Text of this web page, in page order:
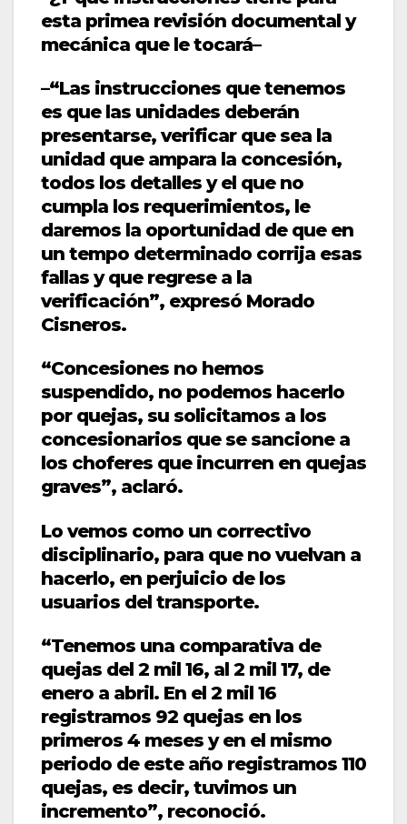
esta primea revisión documental y
mecánica que le tocará–
–“Las instrucciones que tenemos
es que las unidades deberán
presentarse, verificar que sea la
unidad que ampara la concesión,
todos los detalles y el que no
cumpla los requerimientos, le
daremos la oportunidad de que en
un tempo determinado corrija esas
fallas y que regrese a la
verificación”, expresó Morado
Cisneros.
“Concesiones no hemos
suspendido, no podemos hacerlo
por quejas, su solicitamos a los
concesionarios que se sancione a
los choferes que incurren en quejas
graves”, aclaró.
Lo vemos como un correctivo
disciplinario, para que no vuelvan a
hacerlo, en perjuicio de los
usuarios del transporte.
“Tenemos una comparativa de
quejas del 2 mil 16, al 2 mil 17, de
enero a abril. En el 2 mil 16
registramos 92 quejas en los
primeros 4 meses y en el mismo
periodo de este año registramos 110
quejas, es decir, tuvimos un
incremento”, reconoció.